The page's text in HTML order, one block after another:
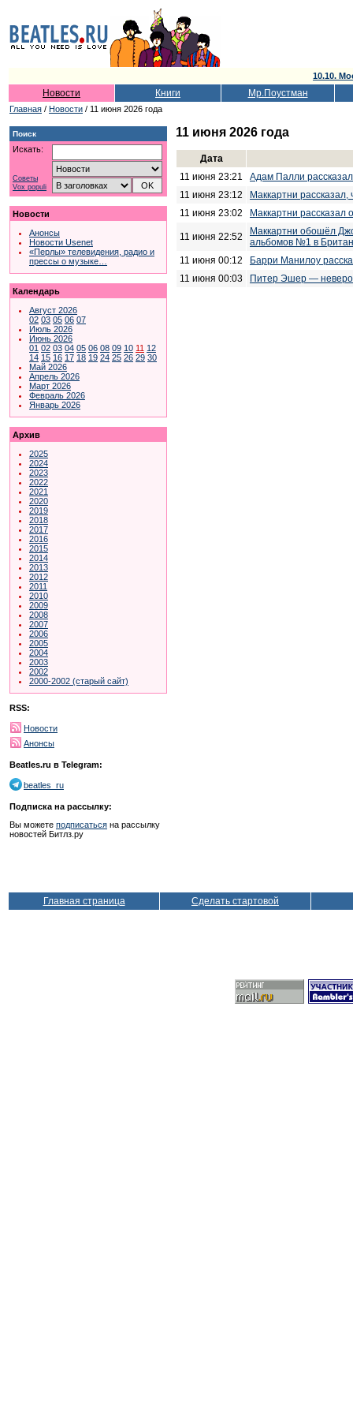
10.10.
Новости Книги Мр.Поустман
Главная / Новости / 11 июня 2026 года
Поиск
Искать:
Советы
Vox populi
Новости
Анонсы
Новости Usenet
«Перлы» телевидения, радио и
прессы о музыке…
Календарь
Август 2026
02 03 05 06 07
Июль 2026
Июнь 2026
01 02 03 04 05 06 08 09 10 11 12
14 15 16 17 18 19 24 25 26 29 30
Май 2026
Апрель 2026
Март 2026
Февраль 2026
Январь 2026
Архив
2025
2024
2023
2022
2021
2020
2019
2018
2017
2016
2015
2014
2013
2012
2011
2010
2009
2008
2007
2006
2005
2004
2003
2002
2000-2002 (старый сайт)
RSS:
Новости
Анонсы
Beatles.ru в Telegram:
beatles_ru
Подписка на рассылку:
Вы можете подписаться на рассылку
новостей Битлз.ру
11 июня 2026 года
Дата
11 июня 23:21
Адам Палли
11 июня 23:12
Маккартни
11 июня 23:02
Маккартни рассказал
11 июня 22:52
Маккартни обошёл
альбомов №1 в
11 июня 00:12
Барри Манилоу
11 июня 00:03
Питер Эшер —
Главная страница Сделать стартовой